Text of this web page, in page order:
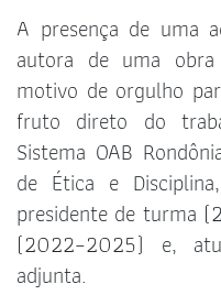
A presença de uma
autora de uma
motivo de orgulho
fruto direto do
Sistema OAB
de Ética e
presidente de turma
(2022–2025) e,
adjunta.